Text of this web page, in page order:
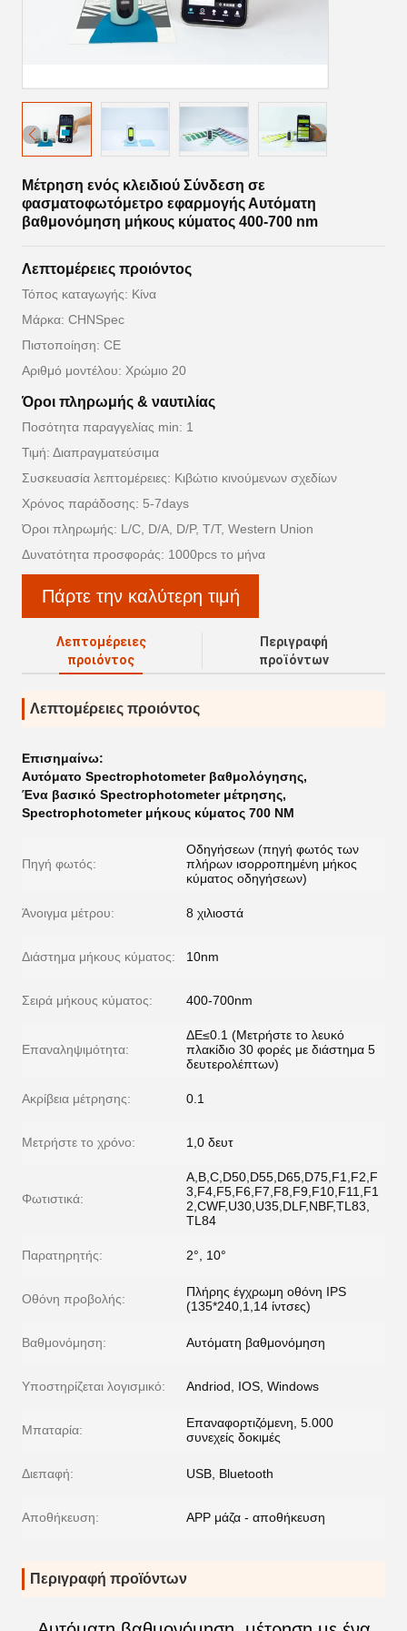
Μέτρηση ενός κλειδιού Σύνδεση σε
φασματοφωτόμετρο εφαρμογής Αυτόματη
βαθμονόμηση μήκους κύματος 400-700 nm
Λεπτομέρειες προιόντος
Τόπος καταγωγής: Κίνα
Μάρκα: CHNSpec
Πιστοποίηση: CE
Αριθμό μοντέλου: Χρώμιο 20
Όροι πληρωμής & ναυτιλίας
Ποσότητα παραγγελίας min: 1
Τιμή: Διαπραγματεύσιμα
Συσκευασία λεπτομέρειες: Κιβώτιο κινούμενων σχεδίων
Χρόνος παράδοσης: 5-7days
Όροι πληρωμής: L/C, D/A, D/P, T/T, Western Union
Δυνατότητα προσφοράς: 1000pcs το μήνα
Πάρτε την καλύτερη τιμή
Λεπτομέρειες
προιόντος
Περιγραφή
προϊόντων
Λεπτομέρειες προιόντος
Επισημαίνω:
Αυτόματο Spectrophotometer βαθμολόγησης,
Ένα βασικό Spectrophotometer μέτρησης,
Spectrophotometer μήκους κύματος 700 NM
Πηγή φωτός:
Οδηγήσεων (πηγή φωτός των
πλήρων ισορροπημένη μήκος
κύματος οδηγήσεων)
Άνοιγμα μέτρου: 8 χιλιοστά
Διάστημα μήκους κύματος: 10nm
Σειρά μήκους κύματος: 400-700nm
Επαναληψιμότητα:
ΔE≤0.1 (Μετρήστε το λευκό
πλακίδιο 30 φορές με διάστημα 5
δευτερολέπτων)
Ακρίβεια μέτρησης: 0.1
Μετρήστε το χρόνο: 1,0 δευτ
Φωτιστικά:
A,B,C,D50,D55,D65,D75,F1,F2,F
3,F4,F5,F6,F7,F8,F9,F10,F11,F1
2,CWF,U30,U35,DLF,NBF,TL83,
TL84
Παρατηρητής: 2°, 10°
Οθόνη προβολής:
Πλήρης έγχρωμη οθόνη IPS
(135*240,1,14 ίντσες)
Βαθμονόμηση: Αυτόματη βαθμονόμηση
Υποστηρίζεται λογισμικό: Andriod, IOS, Windows
Μπαταρία:
Επαναφορτιζόμενη, 5.000
συνεχείς δοκιμές
Διεπαφή: USB, Bluetooth
Αποθήκευση: APP μάζα - αποθήκευση
Περιγραφή προϊόντων